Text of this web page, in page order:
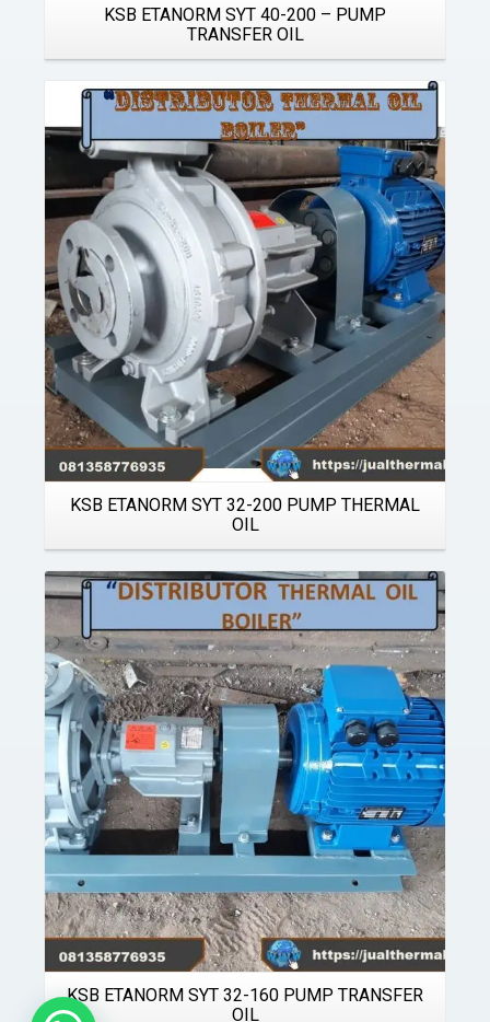
KSB ETANORM SYT 40-200 – PUMP
TRANSFER OIL
Details
KSB ETANORM SYT 32-200 PUMP THERMAL
OIL
Details
KSB ETANORM SYT 32-160 PUMP TRANSFER
OIL